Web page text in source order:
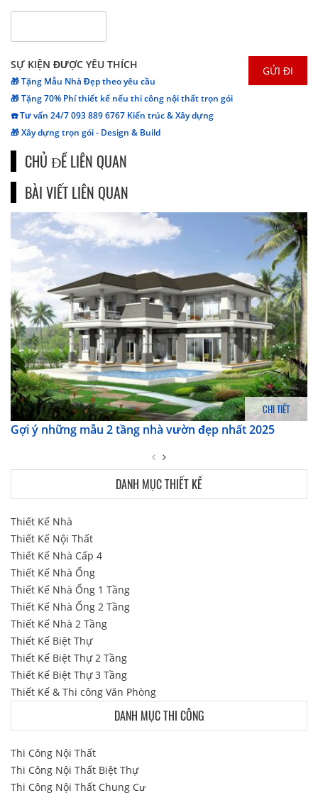
SỰ KIỆN ĐƯỢC YÊU THÍCH
🎁 Tặng Mẫu Nhà Đẹp theo yêu cầu
🎁 Tặng 70% Phí thiết kế nếu thi công nội thất trọn gói
☎️ Tư vấn 24/7 093 889 6767 Kiến trúc & Xây dựng
🎁 Xây dựng trọn gói - Design & Build
CHỦ ĐỀ LIÊN QUAN
BÀI VIẾT LIÊN QUAN
CHI TIẾT
Gợi ý những mẫu 2 tầng nhà vườn đẹp nhất 2025
DANH MỤC THIẾT KẾ
Thiết Kế Nhà
Thiết Kế Nội Thất
Thiết Kế Nhà Cấp 4
Thiết Kế Nhà Ống
Thiết Kế Nhà Ống 1 Tầng
Thiết Kế Nhà Ống 2 Tầng
Thiết Kế Nhà 2 Tầng
Thiết Kế Biệt Thự
Thiết Kế Biệt Thự 2 Tầng
Thiết Kế Biệt Thự 3 Tầng
Thiết Kế & Thi công Văn Phòng
DANH MỤC THI CÔNG
Thi Công Nội Thất
Thi Công Nội Thất Biệt Thự
Thi Công Nội Thất Chung Cư